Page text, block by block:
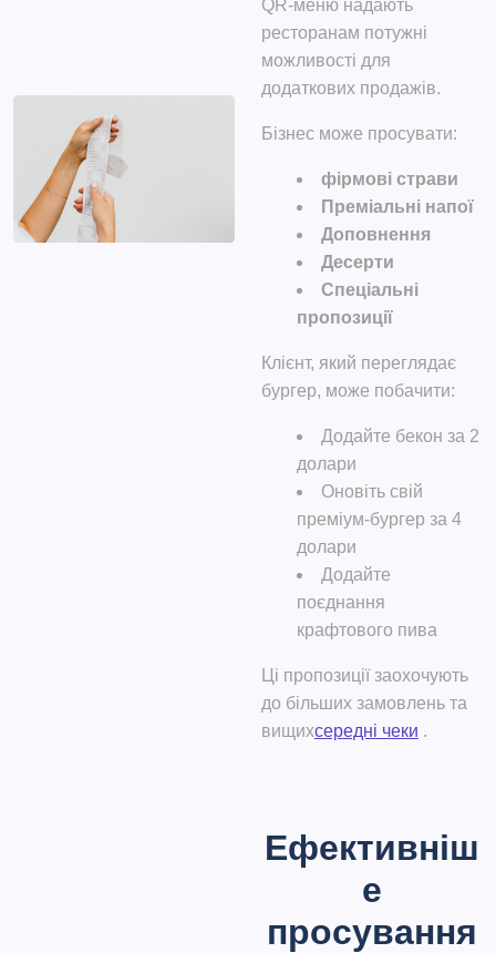
QR-меню надають
ресторанам потужні
можливості для
додаткових продажів.
Бізнес може просувати:
фірмові страви
Преміальні напої
Доповнення
Десерти
Спеціальні
пропозиції
Клієнт, який переглядає
бургер, може побачити:
Додайте бекон за 2
долари
Оновіть свій
преміум-бургер за 4
долари
Додайте
поєднання
крафтового пива
Ці пропозиції заохочують
до більших замовлень та
вищихсередні чеки .
Ефективніш
е
просування